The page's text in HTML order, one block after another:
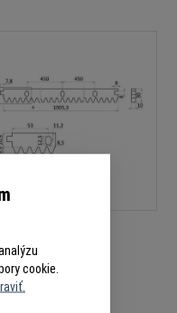
cookie.